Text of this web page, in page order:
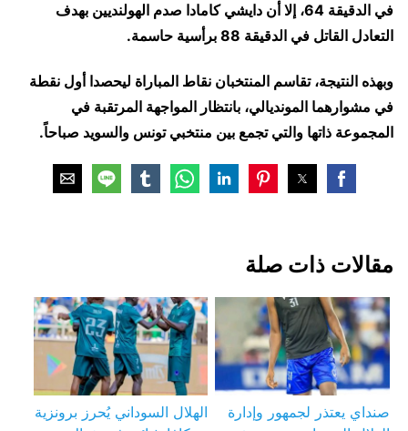
في الدقيقة 64، إلا أن دايشي كامادا صدم الهولنديين بهدف
التعادل القاتل في الدقيقة 88 برأسية حاسمة.
وبهذه النتيجة، تقاسم المنتخبان نقاط المباراة ليحصدا أول نقطة
في مشوارهما المونديالي، بانتظار المواجهة المرتقبة في
المجموعة ذاتها والتي تجمع بين منتخبي تونس والسويد صباحاً.
مقالات ذات صلة
صنداي يعتذر لجمهور وإدارة
الهلال السوداني يُحرز برونزية